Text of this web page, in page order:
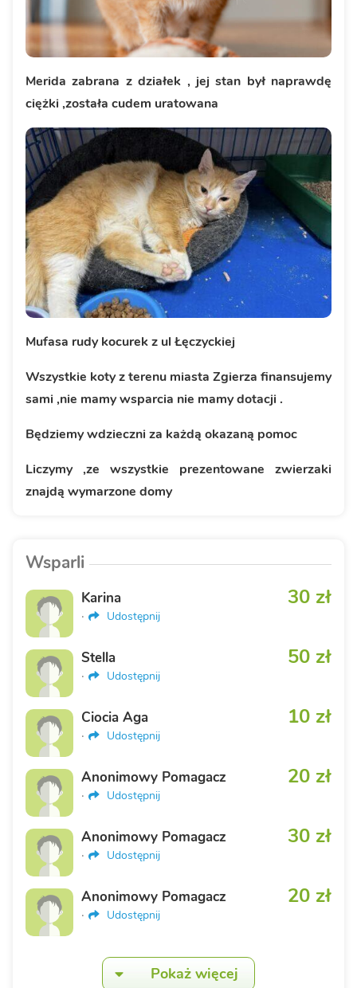
Merida zabrana z działek , jej stan był naprawdę
ciężki ,została cudem uratowana
Mufasa rudy kocurek z ul Łęczyckiej
Wszystkie koty z terenu miasta Zgierza finansujemy
sami ,nie mamy wsparcia nie mamy dotacji .
Będziemy wdzieczni za każdą okazaną pomoc
Liczymy ,ze wszystkie prezentowane zwierzaki
znajdą wymarzone domy
Wsparli
30 zł
Karina
· Udostępnij
50 zł
Stella
· Udostępnij
10 zł
Ciocia Aga
· Udostępnij
20 zł
Anonimowy Pomagacz
· Udostępnij
30 zł
Anonimowy Pomagacz
· Udostępnij
20 zł
Anonimowy Pomagacz
· Udostępnij
Pokaż więcej